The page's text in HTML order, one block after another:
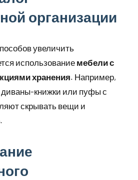
организации
увеличить
использование мебели с
хранения. Например,
диваны-книжки или пуфы с
скрывать вещи и